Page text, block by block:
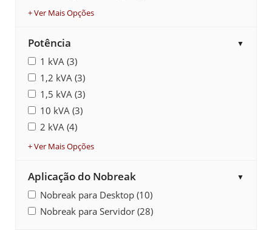
+ Ver Mais Opções
Potência ▼
1 kVA (3)
1,2 kVA (3)
1,5 kVA (3)
10 kVA (3)
2 kVA (4)
+ Ver Mais Opções
Aplicação do Nobreak ▼
Nobreak para Desktop (10)
Nobreak para Servidor (28)